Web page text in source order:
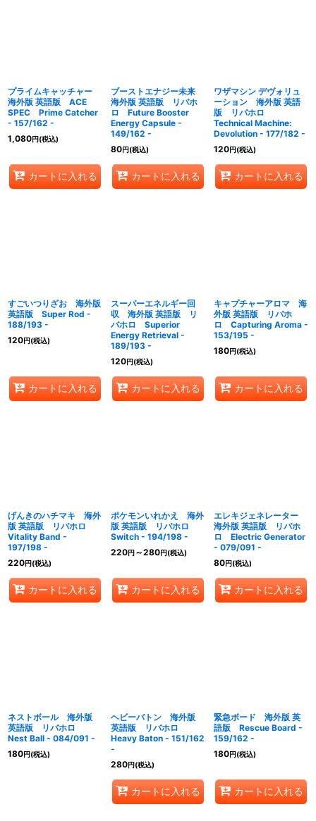
プライムキャッチャー
海外版 英語版 ACE
SPEC Prime Catcher
- 157/162 -
1,080円(税込)
カートに入れる
ブーストエナジー未来
海外版 英語版 リバホ
ロ Future Booster
Energy Capsule -
149/162 -
80円(税込)
カートに入れる
ワザマシン デヴォリュ
ーション 海外版 英語
版 リバホロ
Technical Machine:
Devolution - 177/182 -
120円(税込)
カートに入れる
すごいつりざお 海外版
英語版 Super Rod -
188/193 -
120円(税込)
カートに入れる
スーパーエネルギー回
収 海外版 英語版 リ
バホロ Superior
Energy Retrieval -
189/193 -
120円(税込)
カートに入れる
キャプチャーアロマ 海
外版 英語版 リバホ
ロ Capturing Aroma -
153/195 -
180円(税込)
カートに入れる
げんきのハチマキ 海外
版 英語版 リバホロ
Vitality Band -
197/198 -
220円(税込)
カートに入れる
ポケモンいれかえ 海外
版 英語版 リバホロ
Switch - 194/198 -
220円～280円(税込)
カートに入れる
エレキジェネレーター
海外版 英語版 リバホ
ロ Electric Generator
- 079/091 -
80円(税込)
カートに入れる
ネストボール 海外版
英語版 リバホロ
Nest Ball - 084/091 -
180円(税込)
ヘビーバトン 海外版
英語版 リバホロ
Heavy Baton - 151/162
-
280円(税込)
カートに入れる
緊急ボード 海外版 英
語版 Rescue Board -
159/162 -
180円(税込)
カートに入れる